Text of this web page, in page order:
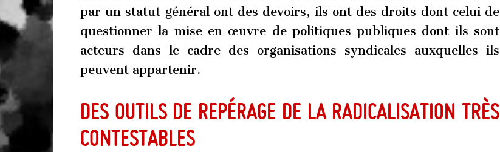
par un statut général ont des devoirs, ils ont des droits dont celui de
questionner la mise en œuvre de politiques publiques dont ils sont
acteurs dans le cadre des organisations syndicales auxquelles ils
peuvent appartenir.
Des outils de repérage de la radicalisation très
contestables